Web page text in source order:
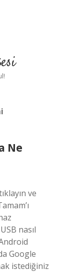
Ne
ve
nasıl
Google
istediğiniz